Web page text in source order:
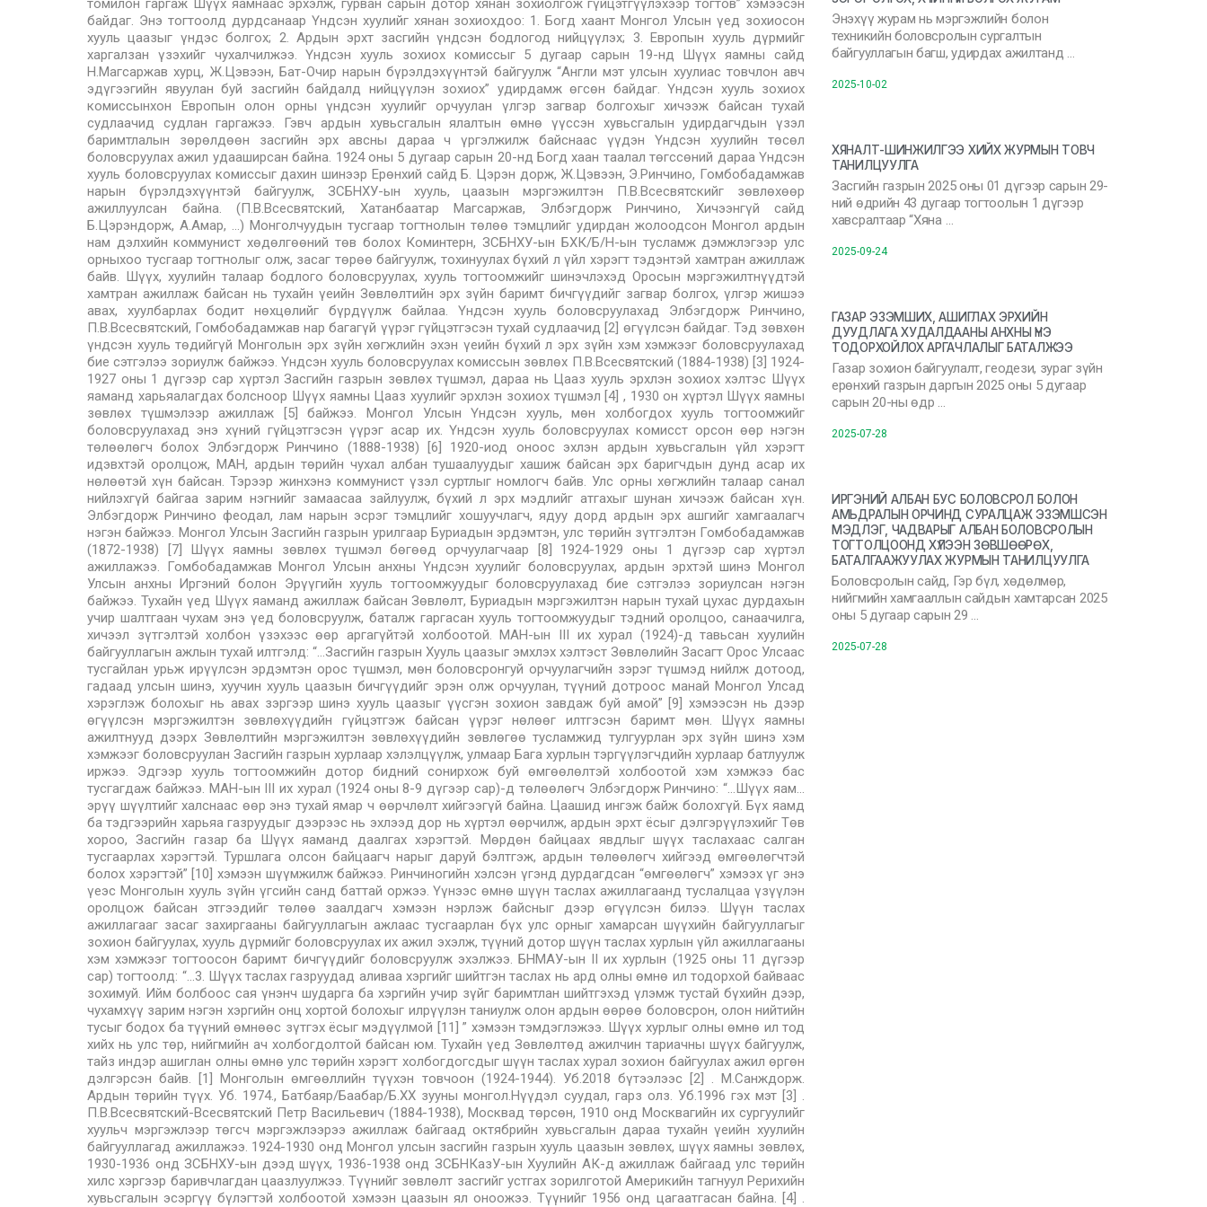
Энэхүү журам нь мэргэжлийн болон
техникийн боловсролын сургалтын
байгууллагын багш, удирдах ажилтанд …
2025-10-02
ХЯНАЛТ-ШИНЖИЛГЭЭ ХИЙХ ЖУРМЫН ТОВЧ
ТАНИЛЦУУЛГА
Засгийн газрын 2025 оны 01 дүгээр сарын 29-
ний өдрийн 43 дугаар тогтоолын 1 дүгээр
хавсралтаар “Хяна …
2025-09-24
ГАЗАР ЭЗЭМШИХ, АШИГЛАХ ЭРХИЙН
ДУУДЛАГА ХУДАЛДААНЫ АНХНЫ ҮНЭ
ТОДОРХОЙЛОХ АРГАЧЛАЛЫГ БАТАЛЖЭЭ
Газар зохион байгуулалт, геодези, зураг зүйн
ерөнхий газрын даргын 2025 оны 5 дугаар
сарын 20-ны өдр …
2025-07-28
ИРГЭНИЙ АЛБАН БУС БОЛОВСРОЛ БОЛОН
АМЬДРАЛЫН ОРЧИНД СУРАЛЦАЖ ЭЗЭМШСЭН
МЭДЛЭГ, ЧАДВАРЫГ АЛБАН БОЛОВСРОЛЫН
ТОГТОЛЦООНД ХҮЛЭЭН ЗӨВШӨӨРӨХ,
БАТАЛГААЖУУЛАХ ЖУРМЫН ТАНИЛЦУУЛГА
Боловсролын сайд, Гэр бүл, хөдөлмөр,
нийгмийн хамгааллын сайдын хамтарсан 2025
оны 5 дугаар сарын 29 …
2025-07-28